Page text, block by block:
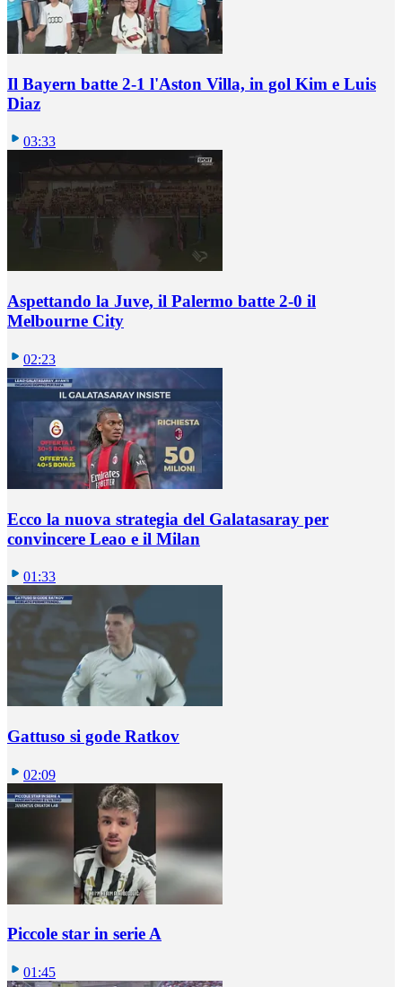
Il Bayern batte 2-1 l'Aston Villa, in gol Kim e Luis
Diaz
03:33
Aspettando la Juve, il Palermo batte 2-0 il
Melbourne City
02:23
Ecco la nuova strategia del Galatasaray per
convincere Leao e il Milan
01:33
Gattuso si gode Ratkov
02:09
Piccole star in serie A
01:45